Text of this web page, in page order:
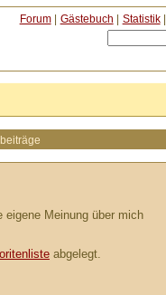
Meinung über mich
abgelegt.
Forum| Gästebuch | Statistik|